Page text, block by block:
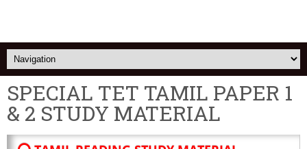
SPECIAL TET TAMIL PAPER 1
& 2 STUDY MATERIAL